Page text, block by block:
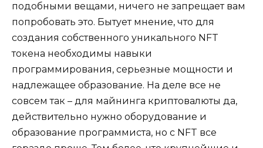
подобными вещами, ничего не запрещает вам
попробовать это. Бытует мнение, что для
создания собственного уникального NFT
токена необходимы навыки
программирования, серьезные мощности и
надлежащее образование. На деле все не
совсем так – для майнинга криптовалюты да,
действительно нужно оборудование и
образование программиста, но с NFT все